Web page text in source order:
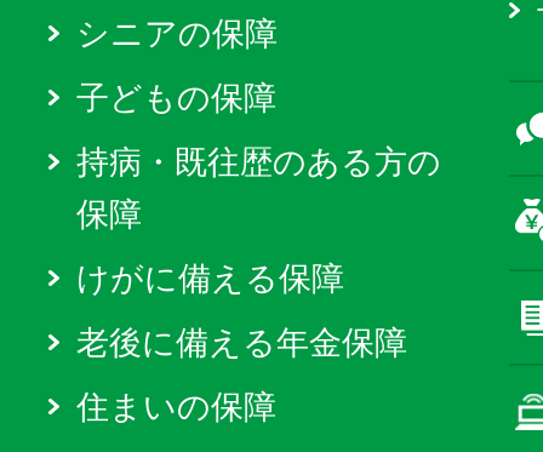
シニアの保障
子どもの保障
持病・既往歴のある方の
保障
けがに備える保障
老後に備える年金保障
住まいの保障